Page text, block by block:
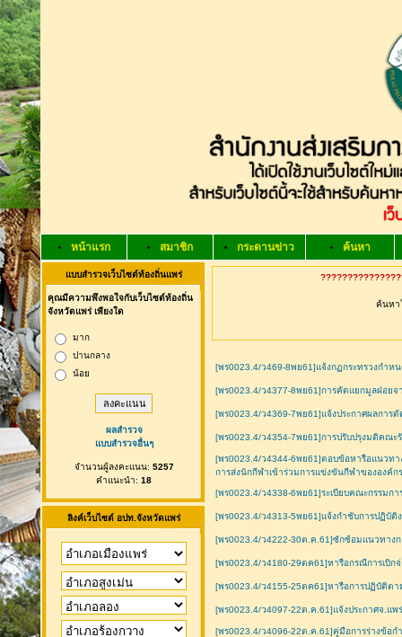
หน้าแรก สมาชิก กระดานข่าว ค้นหา
แบบสำรวจเว็บไซต์ท้องถิ่นแพร่
คุณมีความพึงพอใจกับเว็บไซต์ท้องถิ่น
จังหวัดแพร่ เพียงใด
มาก
ปานกลาง
น้อย
ผลสำรวจ
แบบสำรวจอื่นๆ
จำนวนผู้ลงคะแนน: 5257
คำแนะนำ: 18
ลิงค์เว็บไซต์ อปท.จังหวัดแพร่
ค้นหา
[พร0023.4/ว469-8พย61]แจ้งกฏกระทรวงกำห
[พร0023.4/ว4377-8พย61]การคัดแยกมูลฝอยจ
[พร0023.4/ว4369-7พย61]แจ้งประกาศผลการ
[พร0023.4/ว4354-7พย61]การปรับปรุงมติคณ
[พร0023.4/ว4344-6พย61]ตอบข้อหารือแนวท
การส่งนักกีฬาเข้าร่วมการแข่งขันกีฬาขององค์
[พร0023.4/ว4338-6พย61]ระเบียบคณะกรรมก
[พร0023.4/ว4313-5พย61]แจ้งกำชับการปฏิบัติ
[พร0023.4/ว4222-30ต.ค.61]ซักซ้อมแนวทาง
[พร0023.4/ว4180-29ตค61]หารือกรณีการเบิ
[พร0023.4/ว4155-25ตค61]หารือการปฏิบัติตา
[พร0023.4/ว4097-22ต.ค.61]แจ้งประกาศจ.แ
[พร0023.4/ว4096-22ต.ค.61]คู่มือการร่างข้อ